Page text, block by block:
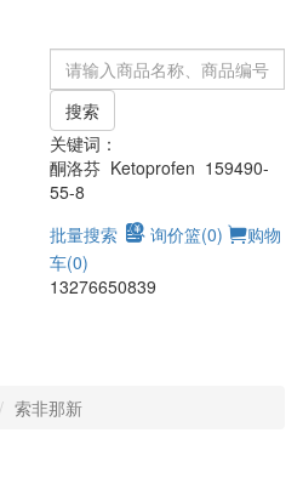
搜索
关键词：
酮洛芬 Ketoprofen 159490-
55-8
批量搜索
询价篮(0)
购物
车(0)
13276650839
索非那新